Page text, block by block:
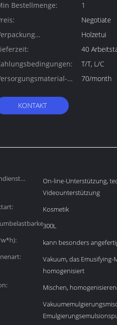
Bestellmenge:
1
Negotiate
Holzetui
40
T/T, L/C
70/month
KONTAKT
On-line-Unterstützung,
Videounterstützung
Kosmetik
300L
kann besonders
Vakuum, das Emusifying-
homogenisiert
Mischen,